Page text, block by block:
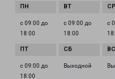
с 09:00 до
18:00
с 09:00 до
18:00
с
с 09:00 до
18:00
Выходной